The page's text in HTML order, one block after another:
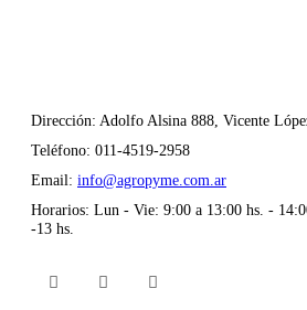
Dirección: Adolfo Alsina 888, Vicente
Teléfono: 011-4519-2958
Email: info@agropyme.com.ar
Horarios: Lun - Vie: 9:00 a 13:00 hs. -
-13 hs.